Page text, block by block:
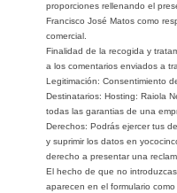
proporciones rellenando el
Francisco José Matos como
comercial.
Finalidad de la recogida y
a los comentarios enviados a
Legitimación: Consentimiento
Destinatarios: Hosting: Raiola
todas las garantias de una
Derechos: Podrás ejercer tus
y suprimir los datos en
derecho a presentar una
El hecho de que no
aparecen en el formulario